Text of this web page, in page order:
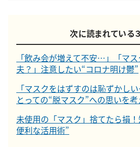
次に読まれている
「飲み会が増えて不安…」「マ
夫？」注意したい“コロナ明け鬱”
「マスクをはずすのは恥ずかし
とっての“脱マスク”への思いを考
未使用の「マスク」捨てたら損
便利な活用術”